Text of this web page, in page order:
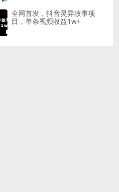
全网首发，抖音灵异故事项
目，单条视频收益1w+